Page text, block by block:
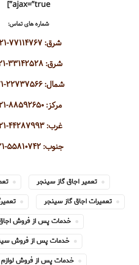
ajax=”true”]
شماره های تماس:
شرق: ۷۷۱۱۴۷۶۷-۰۲۱
شرق: ۳۳۱۴۲۵۲۸-۰۲۱
شمال: ۲۲۷۳۷۵۶۶-۰۲۱
مرکز: ۸۸۵۹۲۶۵۰-۰۲۱
غرب: ۴۴۲۸۷۹۹۳-۰۲۱
جنوب: ۵۵۸۱۰۷۴۲-۰۲۱
تعمیر اجاق گاز سینجر
تعمیرات اجاق گاز سینجر
خدمات پس از فروش
خدمات پس از فروش
خدمات پس از فروش لوازم